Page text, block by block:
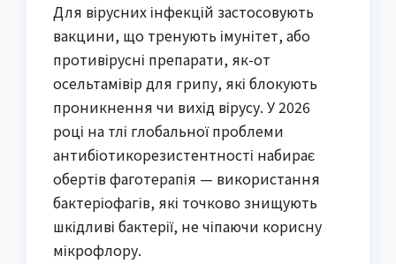
Для вірусних інфекцій застосовують
вакцини, що тренують імунітет, або
противірусні препарати, як-от
осельтамівір для грипу, які блокують
проникнення чи вихід вірусу. У 2026
році на тлі глобальної проблеми
антибіотикорезистентності набирає
обертів фаготерапія — використання
бактеріофагів, які точково знищують
шкідливі бактерії, не чіпаючи корисну
мікрофлору.